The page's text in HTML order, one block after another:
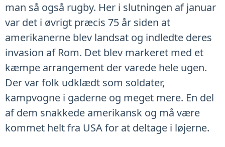
man så også rugby. Her i slutningen af januar
var det i øvrigt præcis 75 år siden at
amerikanerne blev landsat og indledte deres
invasion af Rom. Det blev markeret med et
kæmpe arrangement der varede hele ugen.
Der var folk udklædt som soldater,
kampvogne i gaderne og meget mere. En del
af dem snakkede amerikansk og må være
kommet helt fra USA for at deltage i løjerne.